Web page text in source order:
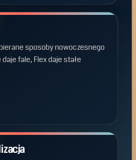
sposoby nowoczesnego
fale, Flex daje stałe